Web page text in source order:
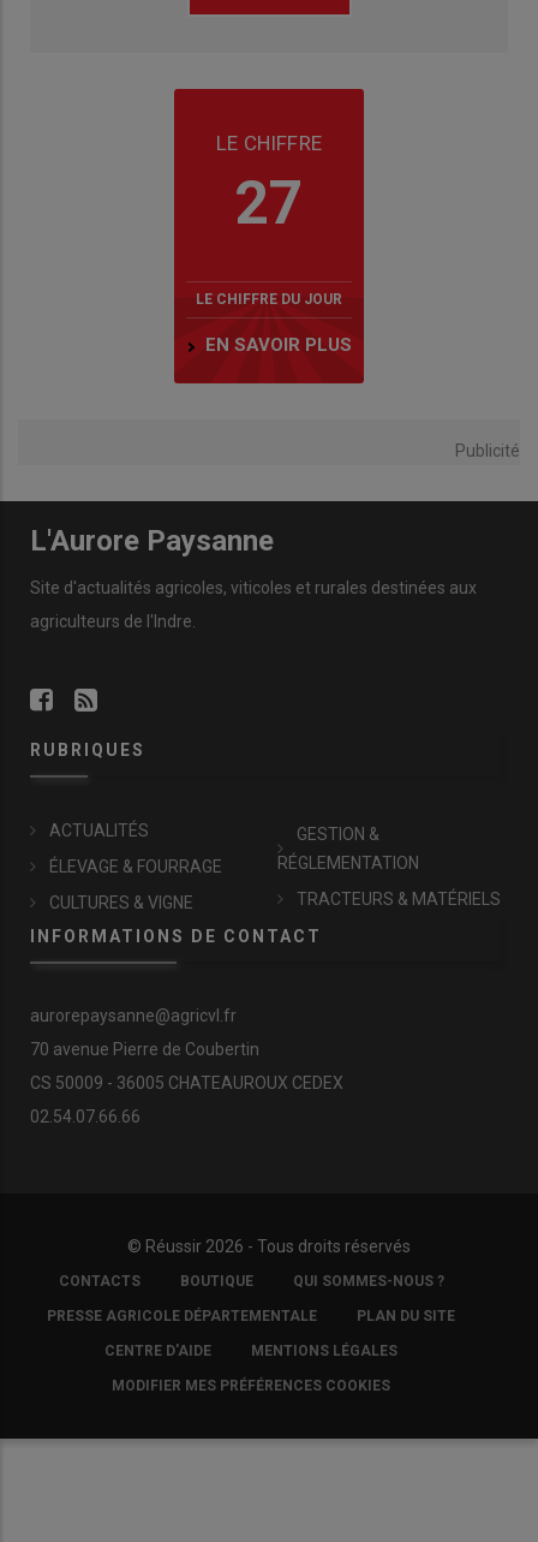
LE CHIFFRE
27
LE CHIFFRE DU JOUR
EN SAVOIR PLUS
Publicité
L'Aurore Paysanne
Site d'actualités agricoles, viticoles et rurales destinées aux
agriculteurs de l'Indre.
RUBRIQUES
ACTUALITÉS
ÉLEVAGE & FOURRAGE
CULTURES & VIGNE
GESTION &
RÉGLEMENTATION
TRACTEURS & MATÉRIELS
INFORMATIONS DE CONTACT
aurorepaysanne@agricvl.fr
70 avenue Pierre de Coubertin
CS 50009 - 36005 CHATEAUROUX CEDEX
02.54.07.66.66
© Réussir 2026 - Tous droits réservés
FOOTER
COPYRIGHT
CONTACTS BOUTIQUE QUI SOMMES-NOUS ?
PRESSE AGRICOLE DÉPARTEMENTALE PLAN DU SITE
CENTRE D'AIDE MENTIONS LÉGALES
MODIFIER MES PRÉFÉRENCES COOKIES